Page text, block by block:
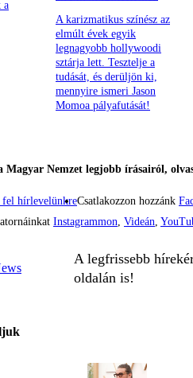
a
A karizmatikus színész az
elmúlt évek egyik
legnagyobb hollywoodi
sztárja lett. Tesztelje a
tudását, és derüljön ki,
mennyire ismeri Jason
Momoa pályafutását!
Magyar Nemzet legjobb írásairól,
fel hírlevelünkreCsatlakozzon hozzánk
Instagrammon, Videán,
A legfrissebb
oldalán is!